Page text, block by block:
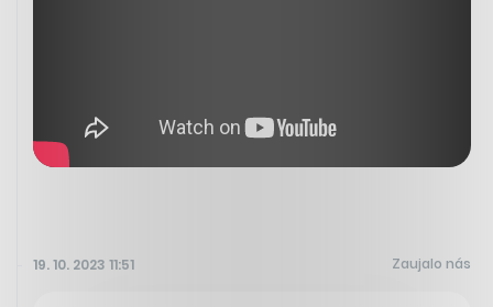
19. 10. 2023 11:51 Zaujalo nás